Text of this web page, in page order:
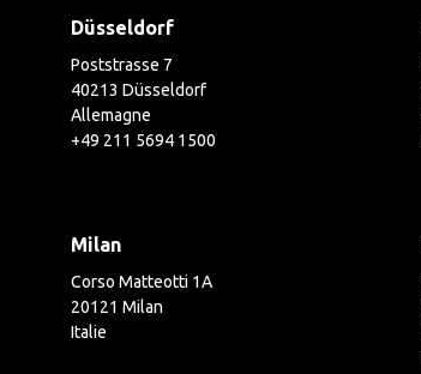
Düsseldorf
Poststrasse 7
40213 Düsseldorf
Allemagne
+49 211 5694 1500
Milan
Corso Matteotti 1A
20121 Milan
Italie